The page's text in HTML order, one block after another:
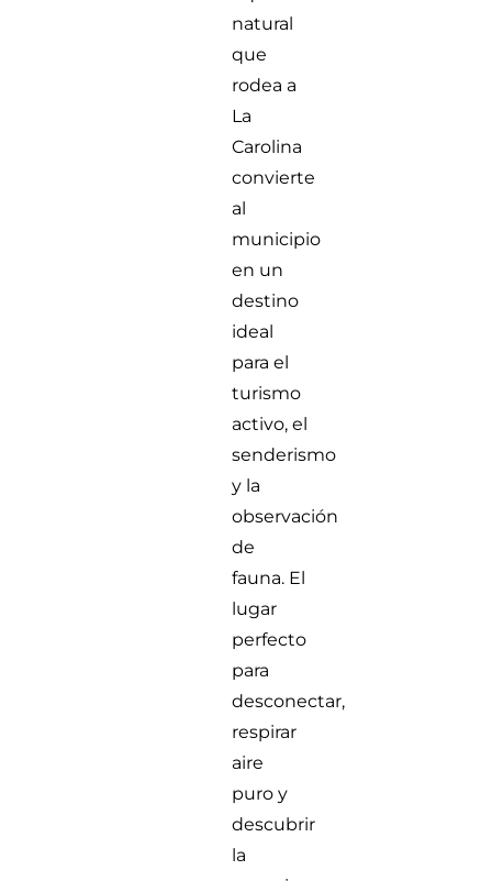
natural
que
rodea a
La
Carolina
convierte
al
municipio
en un
destino
ideal
para el
turismo
activo, el
senderismo
y la
observación
de
fauna. El
lugar
perfecto
para
desconectar,
respirar
aire
puro y
descubrir
la